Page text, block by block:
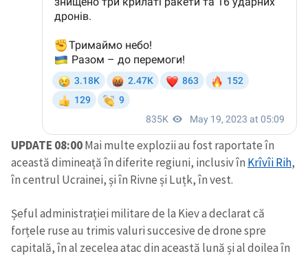
UPDATE 08:00Mai multe explozii au fost raportate în
această dimineață în diferite regiuni, inclusiv în Krîvîi Rih,
în centrul Ucrainei, și în Rivne și Luțk, în vest.
Șeful administrației militare de la Kiev a declarat că
forțele ruse au trimis valuri succesive de drone spre
capitală, în al zecelea atac din această lună și al doilea în